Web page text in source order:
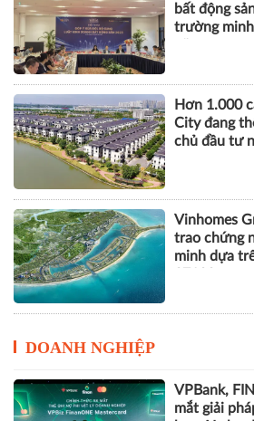
bất động
trường
Hơn 1.000
City đang
chủ đầu tư
Vinhomes
trao chứng
minh dựa
DOANH NGHIỆP
VPBank,
mắt giải